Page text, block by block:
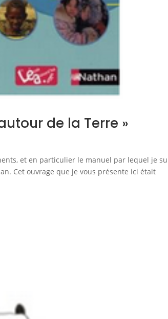
de la Terre »
et en particulier le manuel par lequel je
Cet ouvrage que je vous présente ici était